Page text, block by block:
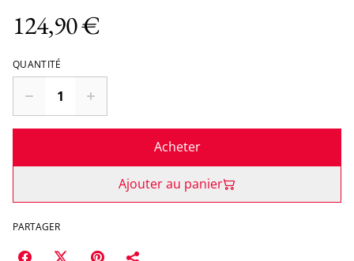
124,90 €
QUANTITÉ
Acheter
Ajouter au panier
PARTAGER